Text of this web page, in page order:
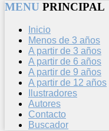
MENU PRINCIPAL
Inicio
Menos de 3 años
A partir de 3 años
A partir de 6 años
A partir de 9 años
A partir de 12 años
Ilustradores
Autores
Contacto
Buscador